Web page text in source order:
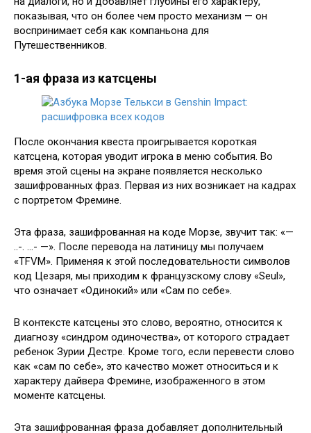
показывая, что он более чем просто механизм — он
воспринимает себя как компаньона для
Путешественников.
1-ая фраза из катсцены
После окончания квеста проигрывается короткая
катсцена, которая уводит игрока в меню события. Во
время этой сцены на экране появляется несколько
зашифрованных фраз. Первая из них возникает на кадрах
с портретом Фремине.
Эта фраза, зашифрованная на коде Морзе, звучит так: «—
..-. …- —». После перевода на латиницу мы получаем
«TFVM». Применяя к этой последовательности символов
код Цезаря, мы приходим к французскому слову «Seul»,
что означает «Одинокий» или «Сам по себе».
В контексте катсцены это слово, вероятно, относится к
диагнозу «синдром одиночества», от которого страдает
ребенок Зурии Дестре. Кроме того, если перевести слово
как «сам по себе», это качество может относиться и к
характеру дайвера Фремине, изображенного в этом
моменте катсцены.
Эта зашифрованная фраза добавляет дополнительный